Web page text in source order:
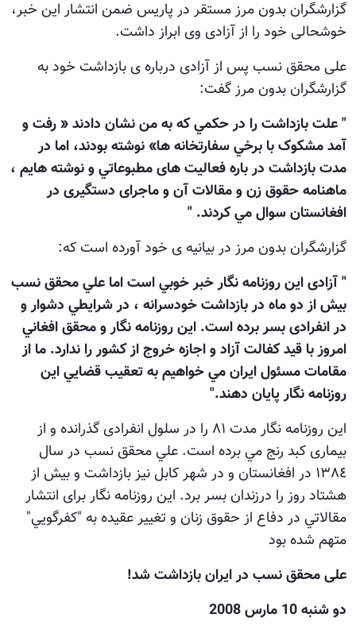
گزارشگران بدون مرز مستقر در پاريس ضمن انتشار اين خبر،
خوشحالی خود را از آزادی وی ابراز داشت.
علی محقق نسب پس از آزادی درباره ی بازداشت خود به
گزارشگران بدون مرز گفت:
" علت بازداشت را در حکمي که به من نشان دادند « رفت و
آمد مشکوک با برخي سفارتخانه ها» نوشته بودند، اما در
مدت بازداشت در باره فعاليت های مطبوعاتي و نوشته هايم ،
ماهنامه حقوق زن و مقالات آن و ماجرای دستگيری در
افغانستان سوال مي کردند. "
گزارشگران بدون مرز در بيانيه ی خود آورده است که:
" آزادی اين روزنامه نگار خبر خوبي است اما علي محقق نسب
بيش از دو ماه در بازداشت خودسرانه ، در شرايطي دشوار و
در انفرادی بسر برده است. اين روزنامه نگار و محقق افغاني
امروز با قيد کفالت آزاد و اجازه خروج از کشور را ندارد. ما از
مقامات مسئول ايران مي خواهيم به تعقيب قضايي اين
روزنامه نگار پايان دهند."
اين روزنامه نگار مدت ٨١ را در سلول انفرادی گذرانده و از
بيماری کبد رنج مي برده است. علي محقق نسب در سال
١٣٨٤ در افغانستان و در شهر کابل نيز بازداشت و بيش از
هشتاد روز را درزندان بسر برد. اين روزنامه نگار برای انتشار
مقالاتي در دفاع از حقوق زنان و تغيير عقيده به "کفرگويي"
متهم شده بود
علی محقق نسب در ايران بازداشت شد!
دو شنبه 10 مارس 2008